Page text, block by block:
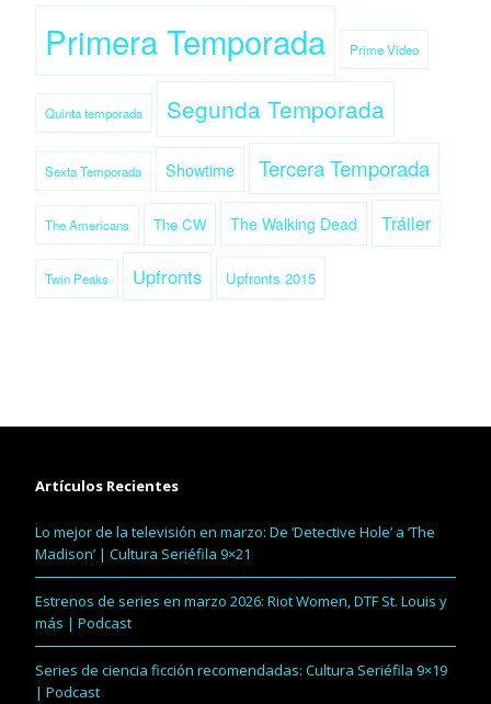
Primera Temporada Prime Video
Quinta temporada Segunda Temporada
Sexta Temporada Showtime Tercera Temporada
The Americans The CW The Walking Dead Tráiler
Twin Peaks Upfronts Upfronts 2015
Artículos Recientes
Lo mejor de la televisión en marzo: De ‘Detective Hole’ a ‘The
Madison’ | Cultura Seriéfila 9×21
Estrenos de series en marzo 2026: Riot Women, DTF St. Louis y
más | Podcast
Series de ciencia ficción recomendadas: Cultura Seriéfila 9×19
| Podcast